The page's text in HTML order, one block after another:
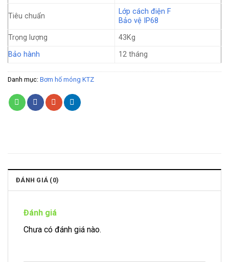
Tiêu chuẩn
Lớp cách điện F
Bảo vệ IP68
Trọng lượng
43Kg
Bảo hành
12 tháng
Danh mục: Bơm hố móng KTZ
ĐÁNH GIÁ (0)
Đánh giá
Chưa có đánh giá nào.